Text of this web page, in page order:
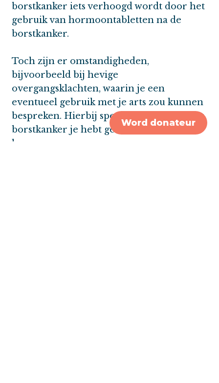
Word donateur
borstkanker iets verhoogd wordt door het
gebruik van hormoontabletten na de
borstkanker.
Toch zijn er omstandigheden,
bijvoorbeeld bij hevige
overgangsklachten, waarin je een
eventueel gebruik met je arts zou kunnen
bespreken. Hierbij speelt mee welke soort
borstkanker je hebt gehad. Gebruik van
hormoonvervangers na